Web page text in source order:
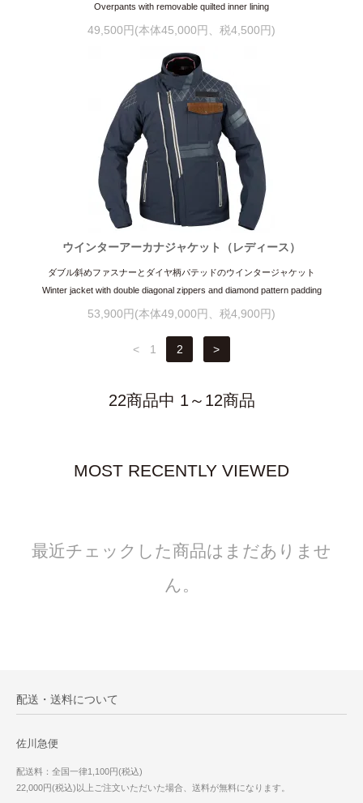
Overpants with removable quilted inner lining
49,500円(本体45,000円、税4,500円)
ウインターアーカナジャケット（レディース）
ダブル斜めファスナーとダイヤ柄パテッドのウインタージャケット
Winter jacket with double diagonal zippers and diamond pattern padding
53,900円(本体49,000円、税4,900円)
< 1 2 >
22商品中 1～12商品
MOST RECENTLY VIEWED
最近チェックした商品はまだありませ
ん。
配送・送料について
佐川急便
配送料：全国一律1,100円(税込)
22,000円(税込)以上ご注文いただいた場合、送料が無料になります。